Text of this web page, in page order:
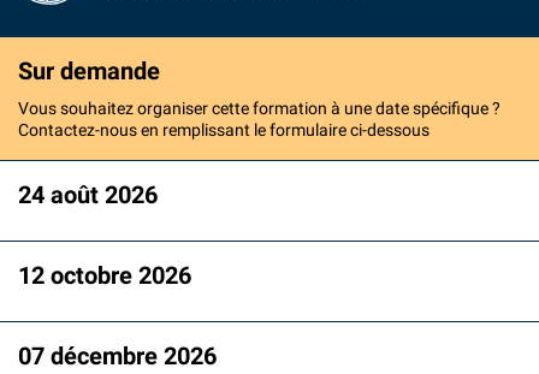
Sur demande
Vous souhaitez organiser cette formation à une date spécifique ?
Contactez-nous en remplissant le formulaire ci-dessous
24 août 2026
12 octobre 2026
07 décembre 2026